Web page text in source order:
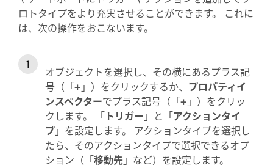
ロトタイプをより充実させることができます。 これに
は、次の操作をおこないます。
オブジェクトを選択し、その横にあるプラス記
号（「+ 」）をクリックするか、 プロパティイ
ンスペクターでプラス記号（「+ 」）をクリッ
クします。 「 トリガー 」と「アクションタイ
プ」を設定します。 アクションタイプを選択し
たら、そのアクションタイプで選択できるオプ
ション（「移動先」など）を設定します。